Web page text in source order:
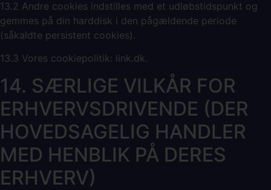
13.2 Andre cookies indstilles med et udløbstidspunkt og
gemmes på din harddisk i den pågældende periode
(såkaldte persistent cookies).
13.3 Vores cookiepolitik: link.dk.
14. SÆRLIGE VILKÅR FOR
ERHVERVSDRIVENDE (DER
HOVEDSAGELIG HANDLER
MED HENBLIK PÅ DERES
ERHVERV)